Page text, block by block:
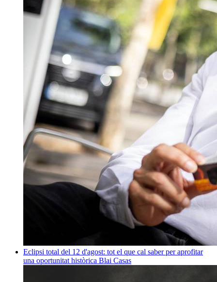
Eclipsi total del 12 d'agost: tot el que cal saber per aprofitar
una oportunitat històrica Blai Casas